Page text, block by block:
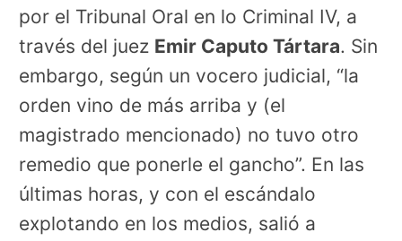
por el Tribunal Oral en lo Criminal IV, a
través del juez Emir Caputo Tártara. Sin
embargo, según un vocero judicial, “la
orden vino de más arriba y (el
magistrado mencionado) no tuvo otro
remedio que ponerle el gancho”. En las
últimas horas, y con el escándalo
explotando en los medios, salió a